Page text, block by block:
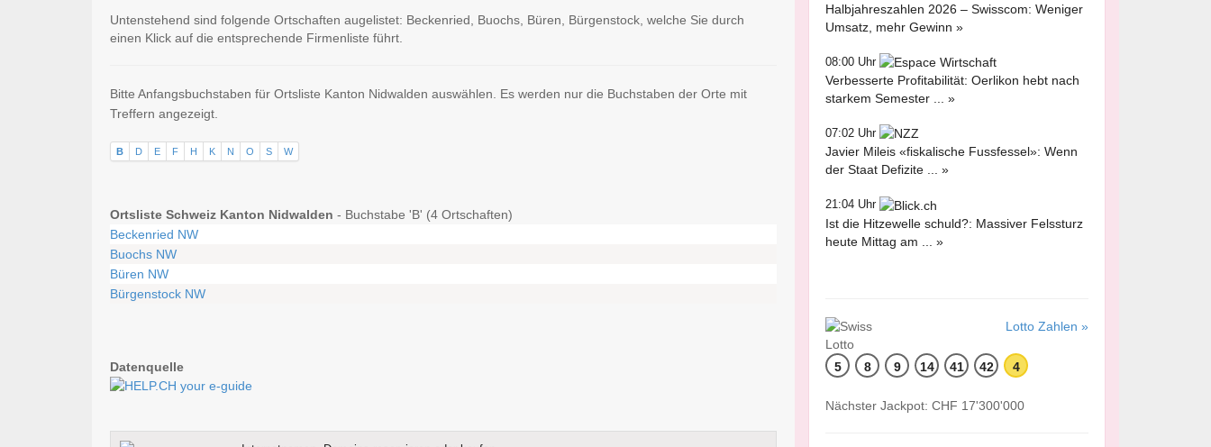
Untenstehend sind folgende Ortschaften augelistet: Beckenried, Buochs, Büren, Bürgenstock, welche Sie durch
einen Klick auf die entsprechende Firmenliste führt.
Bitte Anfangsbuchstaben für Ortsliste Kanton Nidwalden auswählen. Es werden nur die Buchstaben der Orte mit
Treffern angezeigt.
B D E F H K N O S W
Ortsliste Schweiz Kanton Nidwalden - Buchstabe 'B' (4 Ortschaften)
Beckenried NW
Buochs NW
Büren NW
Bürgenstock NW
Datenquelle
Halbjahreszahlen 2026 – Swisscom: Weniger
Umsatz, mehr Gewinn »
08:00 Uhr
Verbesserte Profitabilität: Oerlikon hebt nach
starkem Semester ... »
07:02 Uhr
Javier Mileis «fiskalische Fussfessel»: Wenn
der Staat Defizite ... »
21:04 Uhr
Ist die Hitzewelle schuld?: Massiver Felssturz
heute Mittag am ... »
Lotto Zahlen »
5 8 9 14 41 42 4
Nächster Jackpot: CHF 17'300'000